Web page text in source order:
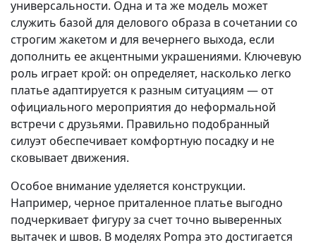
универсальности. Одна и та же модель может
служить базой для делового образа в сочетании со
строгим жакетом и для вечернего выхода, если
дополнить ее акцентными украшениями. Ключевую
роль играет крой: он определяет, насколько легко
платье адаптируется к разным ситуациям — от
официального мероприятия до неформальной
встречи с друзьями. Правильно подобранный
силуэт обеспечивает комфортную посадку и не
сковывает движения.
Особое внимание уделяется конструкции.
Например, черное приталенное платье выгодно
подчеркивает фигуру за счет точно выверенных
вытачек и швов. В моделях Pompa это достигается